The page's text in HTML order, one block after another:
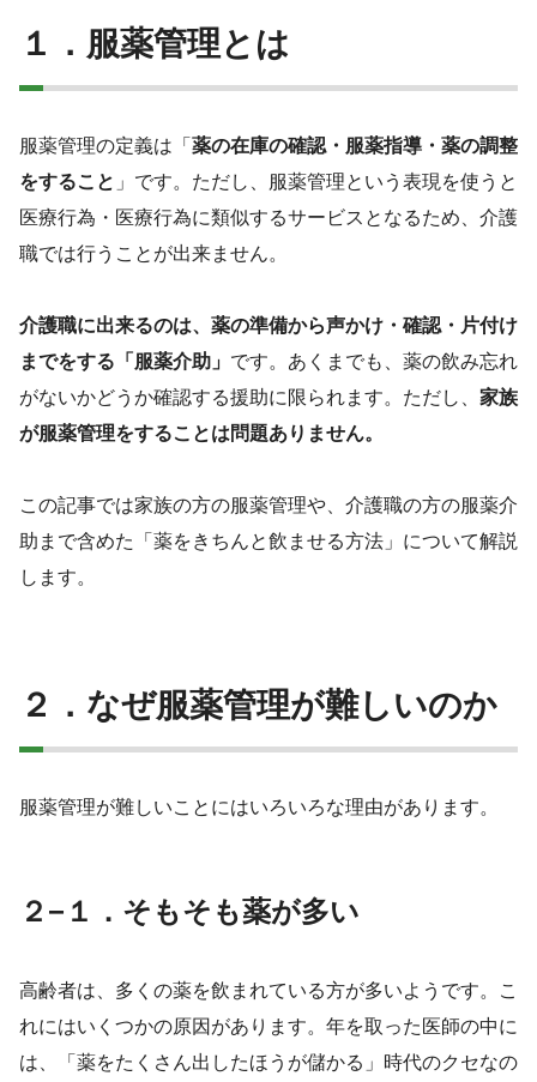
１．服薬管理とは
服薬管理の定義は「 薬の在庫の確認・服薬指導・薬の調整
をすること 」です。ただし、服薬管理という表現を使うと
医療行為・医療行為に類似するサービスとなるため、介護
職では行うことが出来ません。
介護職に出来るのは、薬の準備から声かけ・確認・片付け
までをする「服薬介助」 です。あくまでも、薬の飲み忘れ
がないかどうか確認する援助に限られます。ただし、 家族
が服薬管理をすることは問題ありません。
この記事では家族の方の服薬管理や、介護職の方の服薬介
助まで含めた「薬をきちんと飲ませる方法」について解説
します。
２．なぜ服薬管理が難しいのか
服薬管理が難しいことにはいろいろな理由があります。
２−１．そもそも薬が多い
高齢者は、多くの薬を飲まれている方が多いようです。こ
れにはいくつかの原因があります。年を取った医師の中に
は、「薬をたくさん出したほうが儲かる」時代のクセなの